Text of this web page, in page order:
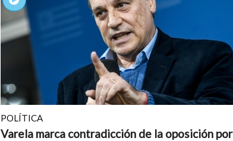
POLÍTICA
Varela marca contradicción de la oposición por